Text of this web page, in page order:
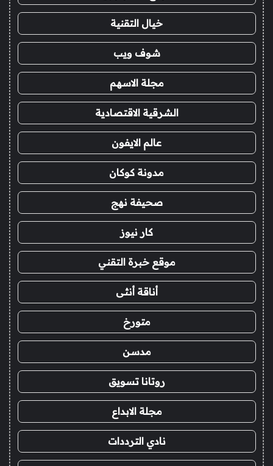
خيال التقنية
شوف ويب
مجلة الاسهم
الشرقية الاقتصادية
عالم الايفون
مدونة كوكان
صحيفة نهج
كار نيوز
موقع خبرة التقني
أناقة أنثى
متورخ
مدسن
روتانا تسويق
مجلة الابداع
نادي الترددات